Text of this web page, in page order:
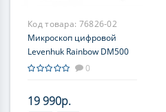
Код товара: 76826-02
Микроскоп цифровой
Levenhuk Rainbow DM500
LCD
0
19 990р.